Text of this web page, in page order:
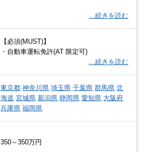
…続きを読む
【必須(MUST)】
・自動車運転免許(AT 限定可)
…続きを読む
東京都 神奈川県 埼玉県 千葉県 群馬県 北
海道 宮城県 新潟県 静岡県 愛知県 大阪府
兵庫県 福岡県
350～350万円